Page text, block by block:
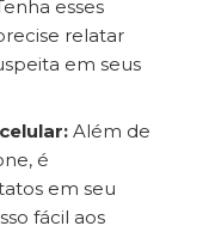
esses
relatar
em seus
Além de
é
em seu
fácil aos